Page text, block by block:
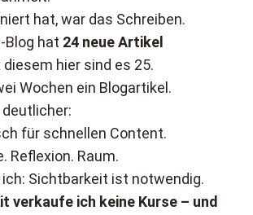
hat, war das Schreiben.
Blog hat 24 neue Artikel
hier sind es 25.
Wochen ein Blogartikel.
für schnellen Content.
Reflexion. Raum.
Sichtbarkeit ist notwendig.
verkaufe ich keine Kurse – und